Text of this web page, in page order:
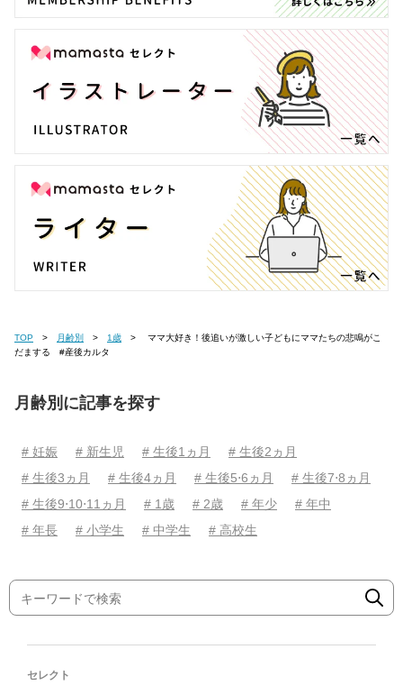
TOP 月齢別 1歳
だまする #産後カルタ
月齢別に記事を探す
# 妊娠 # 新生児 # 生後1ヵ月
# 生後2ヵ月
# 生後3ヵ月
# 生後4ヵ月 # 生後5⋅6ヵ月
# 生後7⋅8ヵ月
# 生後9⋅10⋅11ヵ月
# 1歳 # 2歳 # 年少
# 年中
# 年長
# 小学生 # 中学生 # 高校生
セレクト